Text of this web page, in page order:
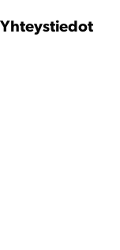
Yhteystiedot